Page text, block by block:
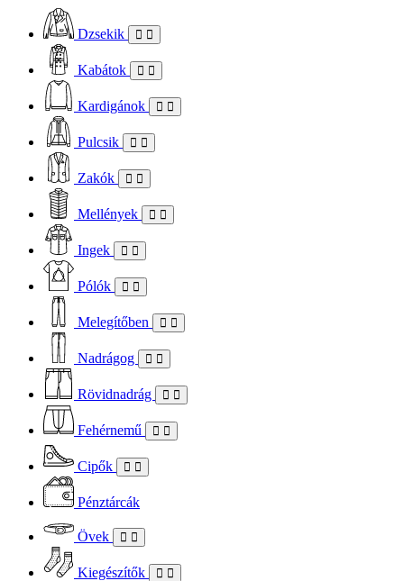
Dzsekik
Kabátok
Kardigánok
Pulcsik
Zakók
Mellények
Ingek
Pólók
Melegítőben
Nadrágog
Rövidnadrág
Fehérnemű
Cipők
Pénztárcák
Övek
Kiegészítők